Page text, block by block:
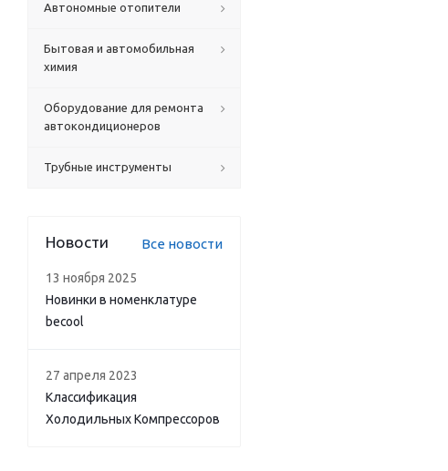
Автономные отопители
Бытовая и автомобильная
химия
Оборудование для ремонта
автокондиционеров
Трубные инструменты
Новости Все новости
13 ноября 2025
Новинки в номенклатуре
becool
27 апреля 2023
Классификация
Холодильных Компрессоров